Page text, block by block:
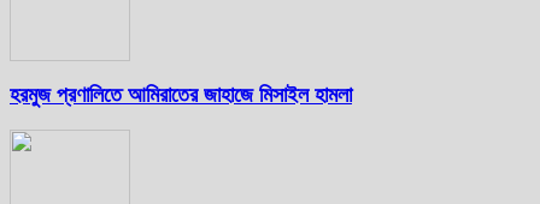
হরমুজ প্রণালিতে আমিরাতের জাহাজে মিসাইল হামলা